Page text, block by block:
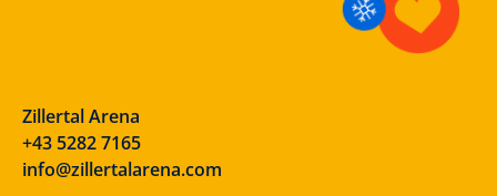
Zillertal Arena
+43 5282 7165
info@zillertalarena.com